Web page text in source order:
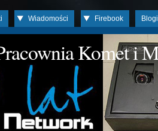
Wiadomości Firebook Blogi
Komet i